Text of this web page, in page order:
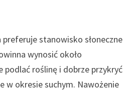
stanowisko słoneczne
wynosić około
podlać roślinę i dobrze przykryć
w okresie suchym. Nawożenie